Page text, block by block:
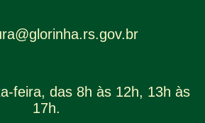
feira, das 8h às 12h, 13h às
17h.